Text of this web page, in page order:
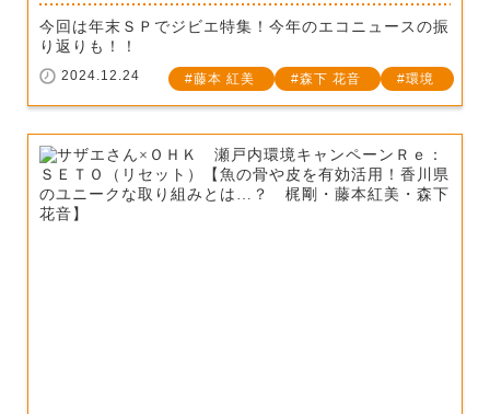
今回は年末ＳＰでジビエ特集！今年のエコニュースの振
り返りも！！
2024.12.24 藤本 紅美 森下 花音 環境